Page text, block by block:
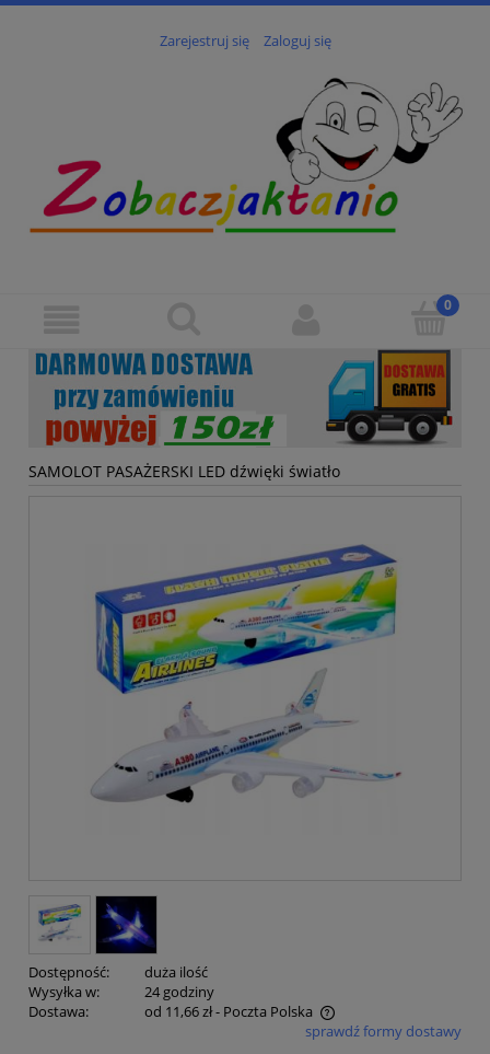
Zarejestruj się Zaloguj się
SAMOLOT PASAŻERSKI LED dźwięki światło
Dostępność:
duża ilość
Wysyłka w:
24 godziny
Dostawa:
od 11,66 zł- Poczta Polska
Cena nie zawiera ewentualnych kosztów płatnościsprawdź formy dostawy